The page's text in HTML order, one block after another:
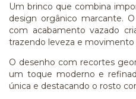
Um brinco que combina
design orgânico marcante.
com acabamento vazado
trazendo leveza e movimento
O desenho com recortes
um toque moderno e
única e destacando o rosto